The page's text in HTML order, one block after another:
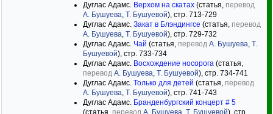
Дуглас Адамс. Верхом на скатах (статья, перевод
А. Бушуева, Т. Бушуевой), стр. 713-729
Дуглас Адамс. Закат в Блэндингсе (статья, перевод
А. Бушуева, Т. Бушуевой), стр. 729-732
Дуглас Адамс. Чай (статья, перевод А. Бушуева, Т.
Бушуевой), стр. 733-734
Дуглас Адамс. Восхождение носорога (статья,
перевод А. Бушуева, Т. Бушуевой), стр. 734-741
Дуглас Адамс. Только для детей (статья, перевод
А. Бушуева, Т. Бушуевой), стр. 741-743
Дуглас Адамс. Бранденбургский концерт # 5
(статья, перевод А. Бушуева, Т. Бушуевой), стр.